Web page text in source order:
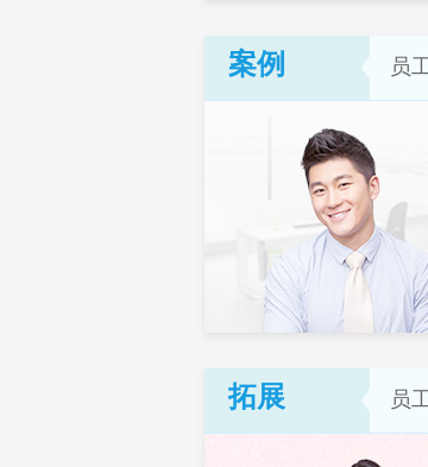
案例 员
拓展 员